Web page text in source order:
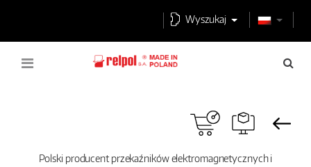
Wyszukaj
Polski producent przekaźników elektromagnetycznych i